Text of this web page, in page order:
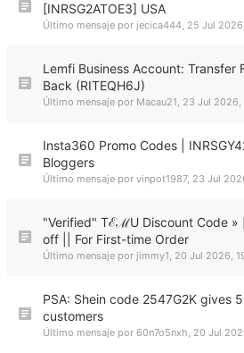
[INRSG2ATOE3] USA
Último mensaje por jecica444, 25 Jul
Lemfi Business Account: Transfer
Back (RITEQH6J)
Último mensaje por Macau21, 23 Jul 2026,
Insta360 Promo Codes |
Bloggers
Último mensaje por vinpot1987, 23 Jul
"Verified" TℰℳU Discount Code
off || For First-time Order
Último mensaje por jimmy1, 20 Jul 2026,
PSA: Shein code 2547G2K gives
customers
Último mensaje por 60n7o5nxh, 20 Jul